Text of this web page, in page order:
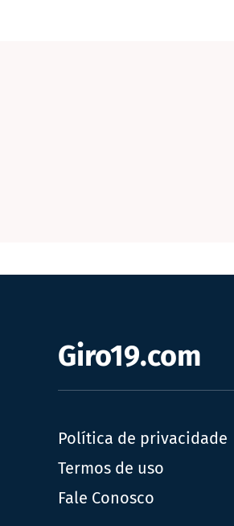
Giro19.com
Política de privacidade
Termos de uso
Fale Conosco